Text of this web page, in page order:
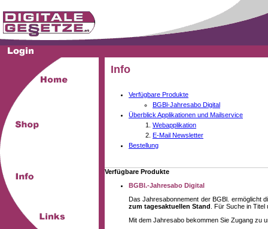
Info
Verfügbare Produkte
BGBl-Jahresabo Digital
Überblick Applikationen und Mailservice
Webapplikation
E-Mail Newsletter
Bestellung
Verfügbare Produkte
BGBl.-Jahresabo Digital
Das Jahresabonnement der BGBl. ermöglicht
zum tagesaktuellen Stand . Für Suche in
Mit dem Jahresabo bekommen Sie Zugang zu